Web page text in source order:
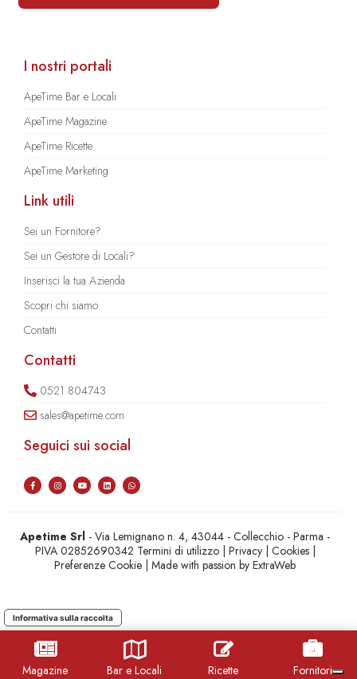
Magazine Bar e Locali Ricette Fornitori
I nostri portali
ApeTime Bar e Locali
ApeTime Magazine
ApeTime Ricette
ApeTime Marketing
Link utili
Sei un Fornitore?
Sei un Gestore di Locali?
Inserisci la tua Azienda
Scopri chi siamo
Contatti
Contatti
0521.804743
sales@apetime.com
Seguici sui social
Apetime Srl - Via Lemignano n. 4, 43044 - Collecchio - Parma -
PIVA 02852690342 Termini di utilizzo| Privacy| Cookies|
Preferenze Cookie | Made with passion byExtraWeb
Informativa sulla raccolta